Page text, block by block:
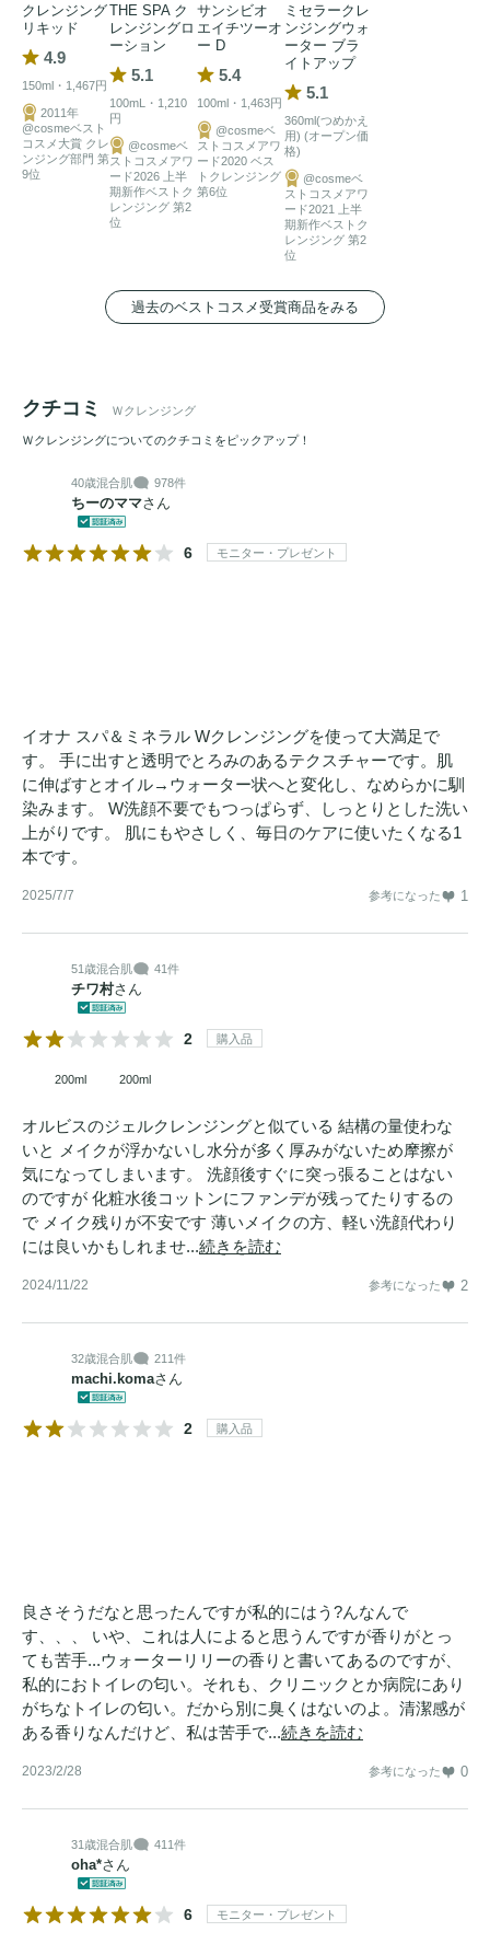
クレンジング
リキッド
4.9
150ml・1,467円
2011年
@cosmeベスト
コスメ大賞 クレ
ンジング部門 第
9位
THE SPA ク
レンジングロ
ーション
5.1
100mL・1,210
円
@cosmeベ
ストコスメアワ
ード2026 上半
期新作ベストク
レンジング 第2
位
サンシビオ
エイチツーオ
ー D
5.4
100ml・1,463円
@cosmeベ
ストコスメアワ
ード2020 ベス
トクレンジング
第6位
ミセラークレ
ンジングウォ
ーター ブラ
イトアップ
5.1
360ml(つめかえ
用) (オープン価
格)
@cosmeベ
ストコスメアワ
ード2021 上半
期新作ベストク
レンジング 第2
位
過去のベストコスメ受賞商品をみる
クチコミ Ｗクレンジング
Ｗクレンジングについてのクチコミをピックアップ！
40歳混合肌 978件
ちーのママさん
6 モニター・プレゼント
イオナ スパ＆ミネラル Wクレンジングを使って大満足で
す。 手に出すと透明でとろみのあるテクスチャーです。肌
に伸ばすとオイル→ウォーター状へと変化し、なめらかに馴
染みます。 W洗顔不要でもつっぱらず、しっとりとした洗い
上がりです。 肌にもやさしく、毎日のケアに使いたくなる1
本です。
2025/7/7 参考になった 1
51歳混合肌 41件
チワ村さん
2 購入品
200ml 200ml
オルビスのジェルクレンジングと似ている 結構の量使わな
いと メイクが浮かないし水分が多く厚みがないため摩擦が
気になってしまいます。 洗顔後すぐに突っ張ることはない
のですが 化粧水後コットンにファンデが残ってたりするの
で メイク残りが不安です 薄いメイクの方、軽い洗顔代わり
には良いかもしれませ...続きを読む
2024/11/22 参考になった 2
32歳混合肌 211件
machi.komaさん
2 購入品
良さそうだなと思ったんですが私的にはう?んなんで
す、、、 いや、これは人によると思うんですが香りがとっ
ても苦手...ウォーターリリーの香りと書いてあるのですが、
私的におトイレの匂い。それも、クリニックとか病院にあり
がちなトイレの匂い。だから別に臭くはないのよ。清潔感が
ある香りなんだけど、私は苦手で...続きを読む
2023/2/28 参考になった 0
31歳混合肌 411件
oha*さん
6 モニター・プレゼント